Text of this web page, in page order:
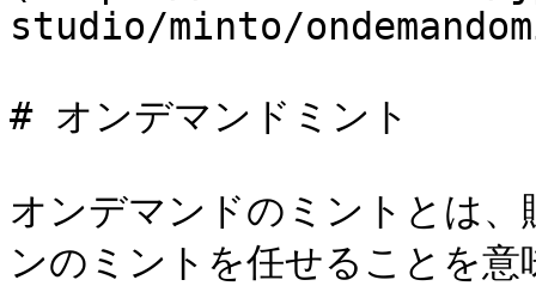
studio/minto/
# オンデマンドミント
オンデマンドのミントとは
ンのミントを任せることを